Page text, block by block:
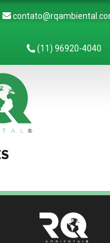
(11) 96920-4040